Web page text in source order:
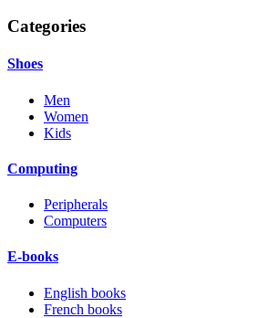
Categories
Shoes
Men
Women
Kids
Computing
Peripherals
Computers
E-books
English books
French books